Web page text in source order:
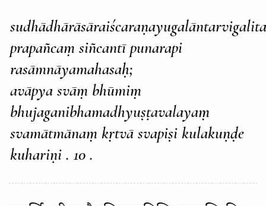
prapañcaṃ siñcantī punarapi
rasāmnāyamahasaḥ;
avāpya svāṃ bhūmiṃ
bhujaganibhamadhyuṣṭavalayaṃ
svamātmānaṃ kṛtvā svapiṣi kulakuṇḍe
kuhariṇi . 10 .